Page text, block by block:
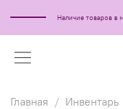
Наличие товаров в
Главная Инвентарь